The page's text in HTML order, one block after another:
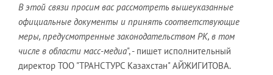
В этой связи просим вас рассмотреть вышеуказанные
официальные документы и принять соответствующие
меры, предусмотренные законодательством РК, в том
числе в области масс-медиа", - пишет исполнительный
директор ТОО "ТРАНСТУРС Казахстан" АЙЖИГИТОВА.